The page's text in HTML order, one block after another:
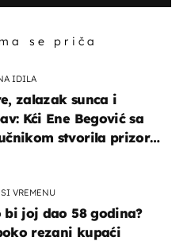
se priča
IDILA
zalazak sunca i
Kći Ene Begović sa
stvorila prizor
VREMENU
bi joj dao 58 godina?
rezani kupaći